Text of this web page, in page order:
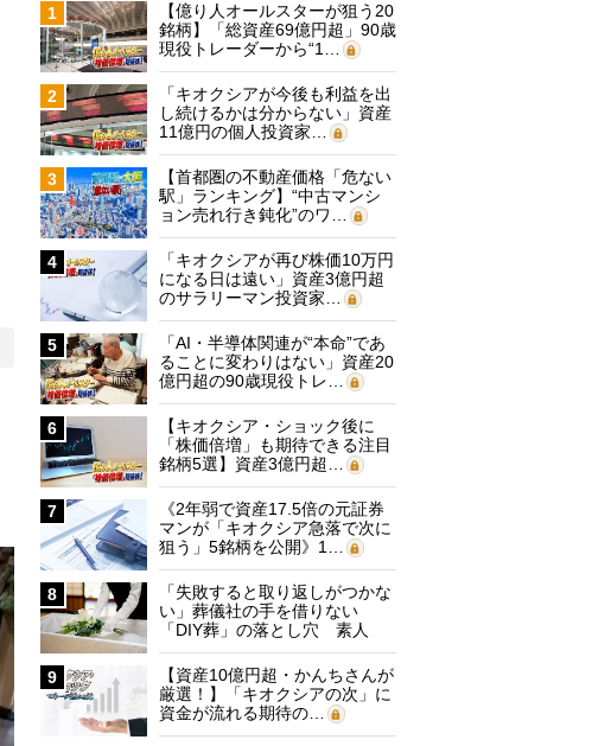
1
【億り人オールスターが狙う20
銘柄】「総資産69億円超」90歳
現役トレーダーから“1…
2
「キオクシアが今後も利益を出
し続けるかは分からない」資産
11億円の個人投資家…
3
【首都圏の不動産価格「危ない
駅」ランキング】“中古マンシ
ョン売れ行き鈍化”のワ…
4
「キオクシアが再び株価10万円
になる日は遠い」資産3億円超
のサラリーマン投資家…
5
「AI・半導体関連が“本命”であ
ることに変わりはない」資産20
億円超の90歳現役トレ…
6
【キオクシア・ショック後に
「株価倍増」も期待できる注目
銘柄5選】資産3億円超…
7
《2年弱で資産17.5倍の元証券
マンが「キオクシア急落で次に
狙う」5銘柄を公開》1…
8
「失敗すると取り返しがつかな
い」葬儀社の手を借りない
「DIY葬」の落とし穴 素人
に…
9
【資産10億円超・かんちさんが
厳選！】「キオクシアの次」に
資金が流れる期待の…